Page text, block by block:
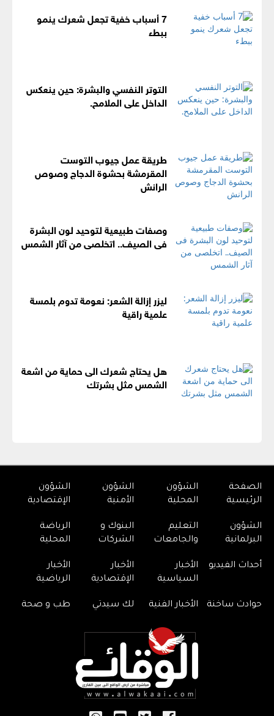
7 أسباب خفية تجعل شعرك ينمو
ببطء
التوتر النفسي والبشرة: حين ينعكس
الداخل على الملامح.
طريقة عمل جيوب التوست
المقرمشة بحشوة الدجاج وصوص
الرانش
وصفات طبيعية لتوحيد لون البشرة
فى الصيف.. اتخلصى من آثار الشمس
ليزر إزالة الشعر: نعومة تدوم بلمسة
علمية راقية
هل يحتاج شعرك الى حماية من اشعة
الشمس مثل بشرتك
الصفحة
الرئيسية
الشؤون
المحلية
الشؤون
الأمنية
الشؤون
الإقتصادية
الشؤون
البرلمانية
التعليم
والجامعات
البنوك و
الشركات
الرياضة
المحلية
أحداث الفيديو
الأخبار
السياسية
الأخبار
الإقتصادية
الأخبار
الرياضية
حوادث ساخنة الأخبار الفنية لك سيدتي طب و صحة